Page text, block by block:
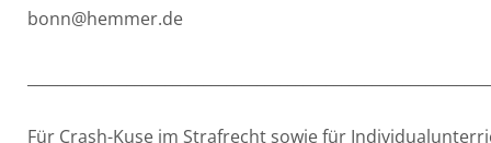
bonn@hemmer.de
Für Crash-Kuse im Strafrecht sowie für